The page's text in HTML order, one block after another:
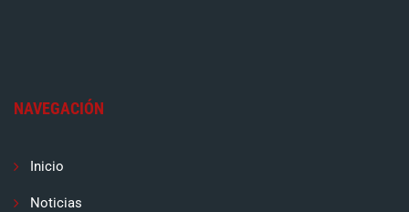
NAVEGACIÓN
Inicio
Noticias